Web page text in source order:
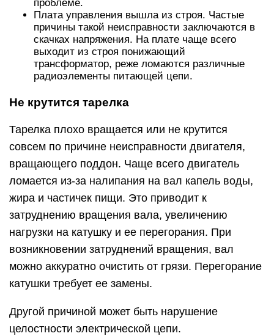
проблеме.
Плата управления вышла из строя. Частые
причины такой неисправности заключаются в
скачках напряжения. На плате чаще всего
выходит из строя понижающий
трансформатор, реже ломаются различные
радиоэлементы питающей цепи.
Не крутится тарелка
Тарелка плохо вращается или не крутится
совсем по причине неисправности двигателя,
вращающего поддон. Чаще всего двигатель
ломается из-за налипания на вал капель воды,
жира и частичек пищи. Это приводит к
затруднению вращения вала, увеличению
нагрузки на катушку и ее перегорания. При
возникновении затруднений вращения, вал
можно аккуратно очистить от грязи. Перегорание
катушки требует ее замены.
Другой причиной может быть нарушение
целостности электрической цепи.